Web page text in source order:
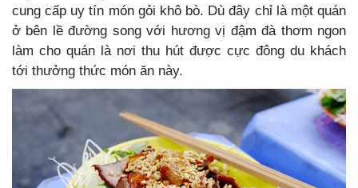
cung cấp uy tín món gỏi khô bò. Dù đây chỉ là một quán
ở bên lề đường song với hương vị đậm đà thơm ngon
làm cho quán là nơi thu hút được cực đông du khách
tới thưởng thức món ăn này.